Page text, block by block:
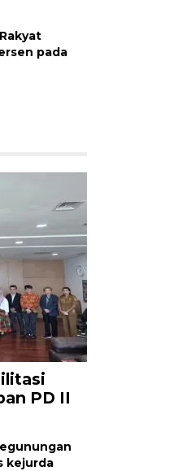
pada
PD II
kejurda